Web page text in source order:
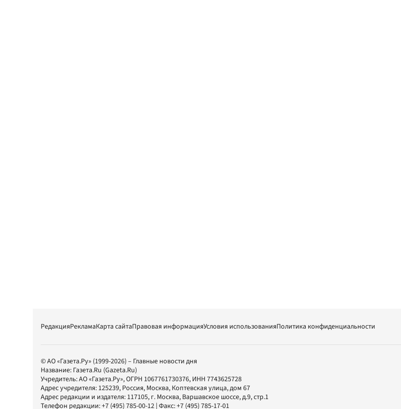
РедакцияРекламаКарта сайтаПравовая информацияУсловия использованияПолитика конфиденциальности
© АО «Газета.Ру» (1999-2026) – Главные новости дня
Название: Газета.Ru (Gazeta.Ru)
Учредитель:АО «Газета.Ру», ОГРН 1067761730376, ИНН 7743625728
Адрес учредителя: 125239, Россия, Москва, Коптевская улица, дом 67
Адрес редакции и издателя: 117105, г. Москва, Варшавское шоссе, д.9, стр.1
Телефон редакции:+7 (495) 785-00-12 | Факс:+7 (495) 785-17-01